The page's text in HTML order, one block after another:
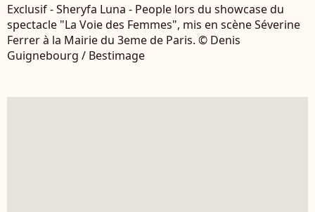
Exclusif - Sheryfa Luna - People lors du showcase du
spectacle "La Voie des Femmes", mis en scène Séverine
Ferrer à la Mairie du 3eme de Paris. © Denis
Guignebourg / Bestimage